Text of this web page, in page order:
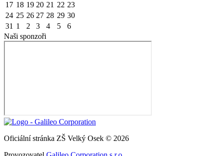
17 18 19 20 21 22 23
24 25 26 27 28 29 30
31 1 2 3 4 5
6
Naši sponzoři
Oficiální stránka ZŠ Velký Osek © 2026